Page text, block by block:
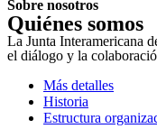
Sobre nosotros
Quiénes somos
La Junta Interamericana
el diálogo y la
Más detalles
Historia
Estructura